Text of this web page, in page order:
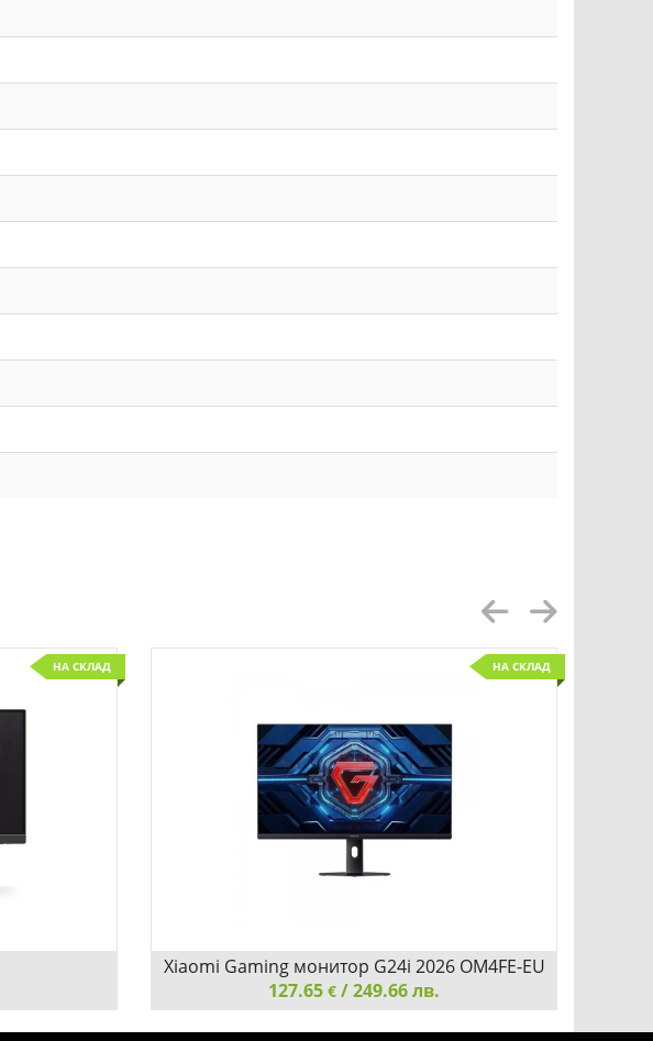
НА СКЛАД НА СКЛАД
Xiaomi Gaming монитор G24i 2026 OM4FE-EU
127.65 € / 249.66 лв.